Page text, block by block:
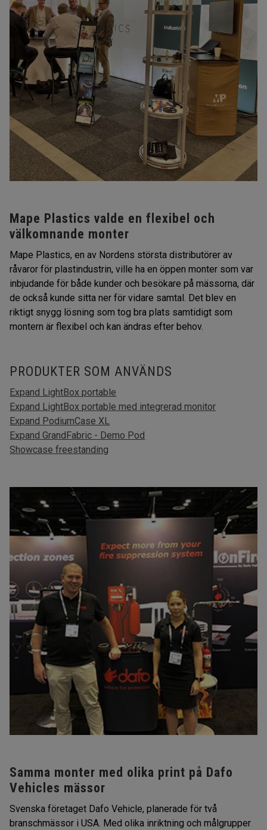
Mape Plastics valde en flexibel och
välkomnande monter
Mape Plastics, en av Nordens största distributörer av
råvaror för plastindustrin, ville ha en öppen monter som var
inbjudande för både kunder och besökare på mässorna, där
de också kunde sitta ner för vidare samtal. Det blev en
riktigt snygg lösning som tog bra plats samtidigt som
montern är flexibel och kan ändras efter behov.
PRODUKTER SOM ANVÄNDS
Expand LightBox portable
Expand LightBox portable med integrerad monitor
Expand PodiumCase XL
Expand GrandFabric - Demo Pod
Showcase freestanding
Samma monter med olika print på Dafo
Vehicles mässor
Svenska företaget Dafo Vehicle, planerade för två
branschmässor i USA. Med olika inriktning och målgrupper